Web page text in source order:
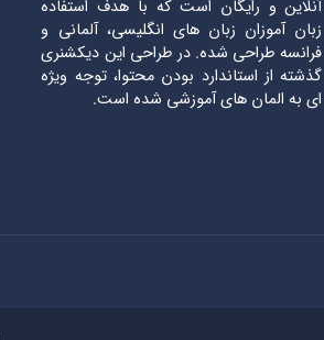
آنلاین و رایگان است که با هدف استفاده
زبان آموزان زبان های انگلیسی، آلمانی و
فرانسه طراحی شده. در طراحی این دیکشنری
گذشته از استاندارد بودن محتوا، توجه ویژه
ای به المان های آموزشی شده است.